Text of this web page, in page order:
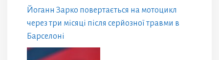
Йоганн Зарко повертається на мотоцикл
через три місяці після серйозної травми в
Барселоні